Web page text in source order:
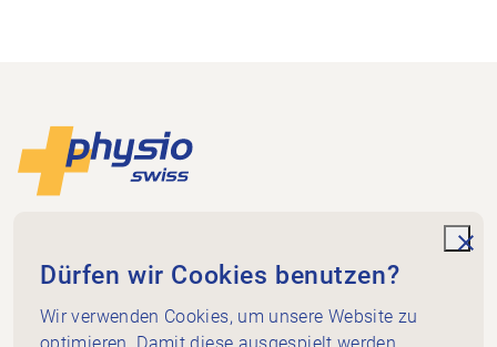
Footer
Dammweg 3
3013 Bern
+41 58 255 36 00
info@physioswiss.ch
Dürfen wir Cookies benutzen?
Wir verwenden Cookies, um unsere Website zu